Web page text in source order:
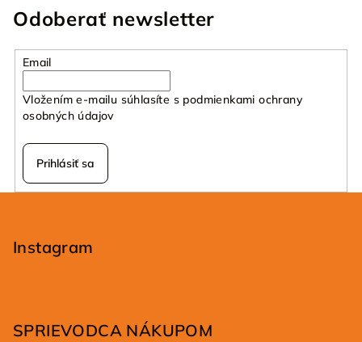
Odoberať newsletter
Email
Vložením e-mailu súhlasíte s podmienkami ochrany
osobných údajov
Prihlásiť sa
Instagram
SPRIEVODCA NÁKUPOM